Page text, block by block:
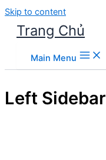
Skip to content
Trang Chủ
Main Menu
Left Sidebar